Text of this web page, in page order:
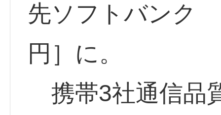
先ソフトバンク
円］に。
携帯3社通信品